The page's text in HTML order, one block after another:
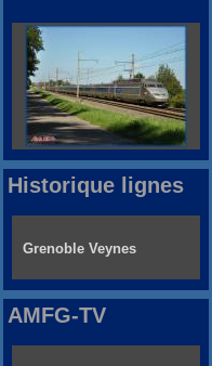
Historique lignes
Grenoble Veynes
AMFG-TV